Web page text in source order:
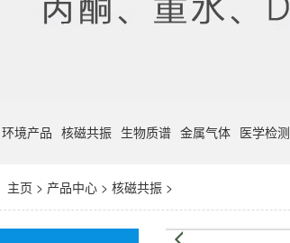
环境产品 核磁共振 生物质谱 金属气体 医学检测
主页 > 产品中心 > 核磁共振 >